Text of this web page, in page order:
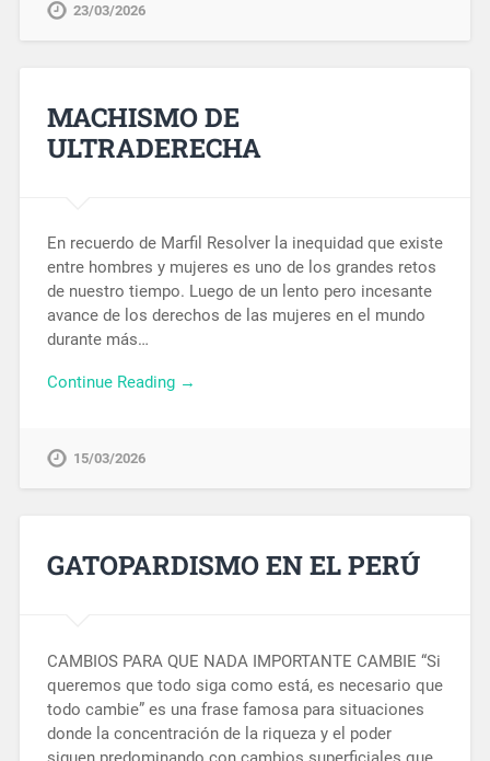
23/03/2026
MACHISMO DE
ULTRADERECHA
En recuerdo de Marfil Resolver la inequidad que existe
entre hombres y mujeres es uno de los grandes retos
de nuestro tiempo. Luego de un lento pero incesante
avance de los derechos de las mujeres en el mundo
durante más…
Continue Reading →
15/03/2026
GATOPARDISMO EN EL PERÚ
CAMBIOS PARA QUE NADA IMPORTANTE CAMBIE “Si
queremos que todo siga como está, es necesario que
todo cambie” es una frase famosa para situaciones
donde la concentración de la riqueza y el poder